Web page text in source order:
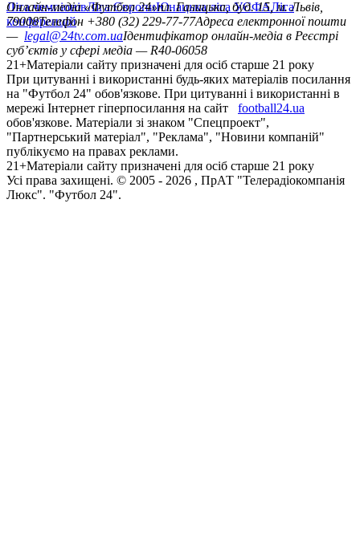
Ліга чемпіонівЛіга ЄвропиЮнацька ліга УЄФАЛіга
конференцій
Онлайн-медіа «Футбол 24»пл. Галицька, буд. 15, м. Львів,
79008Телефон +380 (32) 229-77-77Адреса електронної пошти
— legal@24tv.com.uaІдентифікатор онлайн-медіа в Реєстрі
суб’єктів у сфері медіа — R40-06058
21+Матеріали сайту призначені для осіб старше 21 року
При цитуванні і використанні будь-яких матеріалів посилання
на "Футбол 24" обов'язкове. При цитуванні і використанні в
мережі Інтернет гіперпосилання на сайт
football24.ua
обов'язкове. Матеріали зі знаком "Спецпроект",
"Партнерський матеріал", "Реклама", "Новини компаній"
публікуємо на правах реклами.
21+Матеріали сайту призначені для осіб старше 21 року
Усi права захищенi. © 2005 - 2026 , ПрАТ "Телерадіокомпанія
Люкс". "Футбол 24".